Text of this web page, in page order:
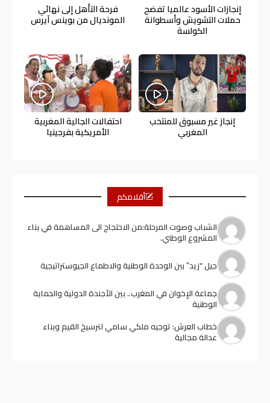
إنجازات الأسود عالميا تفضح
حملات التشويش وأسطوانة
الكولسة
فرحة التأهل إلى نهائي
المونديال من بوينس آيرس
إنجاز غير مسبوق للمنتخب
المغربي
احتفالات الجالية المغربية
الأمريكية بفرجينيا
أقلامكم
الشباب وصوت المرحلة:من الاحتجاج الى المساهمة في بناء
المشروع الوطني.
جيل “زيد” ببن الوحدة الوطنية والاطماع الجيوستراتيجية
جماعة الإخوان في المغرب.. بين الأجندة الدولية والحماية
الوطنية
خطاب العرش: توجيه ملكي سامي لترسيخ القيم وبناء
عدالة مجالية